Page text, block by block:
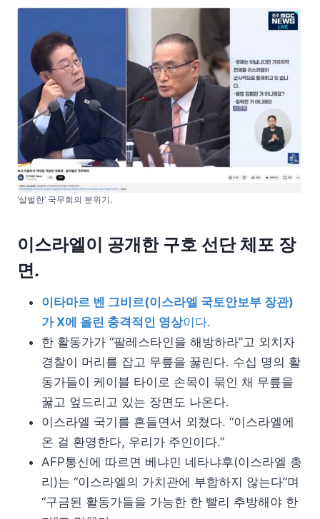
‘살벌한’ 국무회의 분위기.
이스라엘이 공개한 구호 선단 체포 장
면.
이타마르 벤 그비르(이스라엘 국토안보부 장관)
가 X에 올린 충격적인 영상이다.
한 활동가가 “팔레스타인을 해방하라”고 외치자
경찰이 머리를 잡고 무릎을 꿇린다. 수십 명의 활
동가들이 케이블 타이로 손목이 묶인 채 무릎을
꿇고 엎드리고 있는 장면도 나온다.
이스라엘 국기를 흔들면서 외쳤다. “이스라엘에
온 걸 환영한다, 우리가 주인이다.”
AFP통신에 따르면 베냐민 네타냐후(이스라엘 총
리)는 “이스라엘의 가치관에 부합하지 않는다”며
“구금된 활동가들을 가능한 한 빨리 추방해야 한